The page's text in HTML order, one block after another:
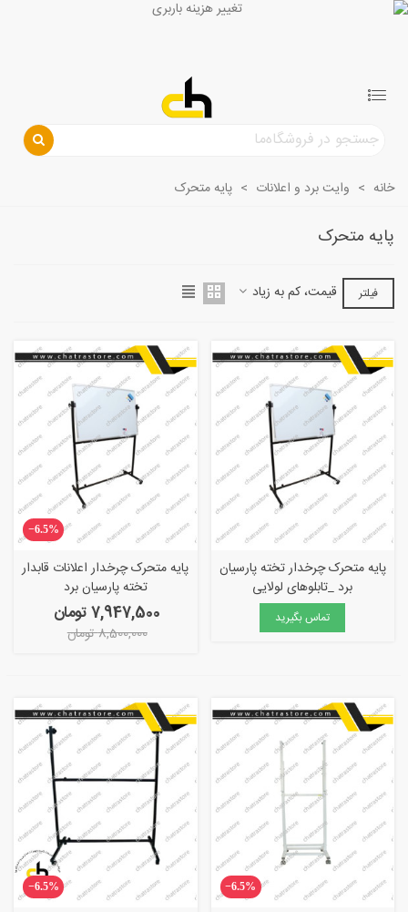
خانه > وایت برد و اعلانات > پایه متحرک
پایه متحرک
فیلتر قیمت، کم به زیاد
پایه متحرک چرخدار تخته پارسیان
برد _تابلوهای لولایی
تماس بگیرید
‎−6.5%
پایه متحرک چرخدار اعلانات قابدار
تخته پارسیان برد
7,947,500 تومان
8,500,000 تومان
‎−6.5%
‎−6.5%